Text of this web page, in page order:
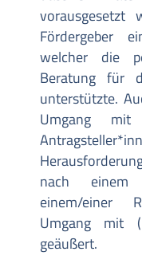
vorausgesetzt
Fördergeber
welcher die
Beratung für
unterstützte.
Umgang
nach einem
einem/einer
Umgang mit
geäußert.